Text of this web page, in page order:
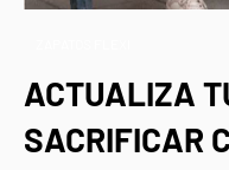
ACTUALIZA
SACRIFICAR